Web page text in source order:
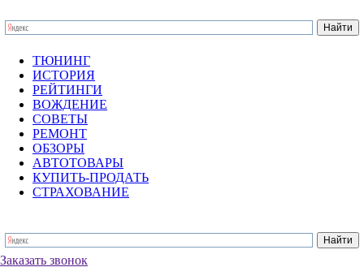
ТЮНИНГ
ИСТОРИЯ
РЕЙТИНГИ
ВОЖДЕНИЕ
СОВЕТЫ
РЕМОНТ
ОБЗОРЫ
АВТОТОВАРЫ
КУПИТЬ-ПРОДАТЬ
СТРАХОВАНИЕ
Заказать звонок